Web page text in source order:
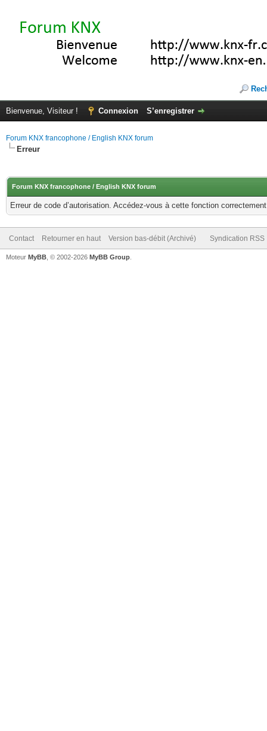
Bienvenue, Visiteur ! Connexion S’enregistrer
Forum KNX francophone / English KNX forum
Erreur
Forum KNX francophone / English KNX forum
Erreur de code d’autorisation. Accédez-vous à cette fonction
Contact Retourner en haut Version bas-débit (Archivé) Syndication RSS
Moteur MyBB , © 2002-2026 MyBB Group